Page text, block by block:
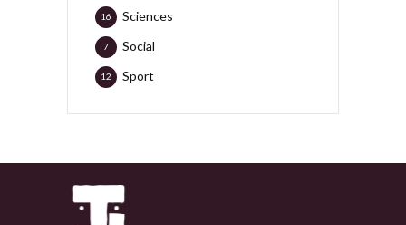
Sciences
16
Social
7
Sport
12